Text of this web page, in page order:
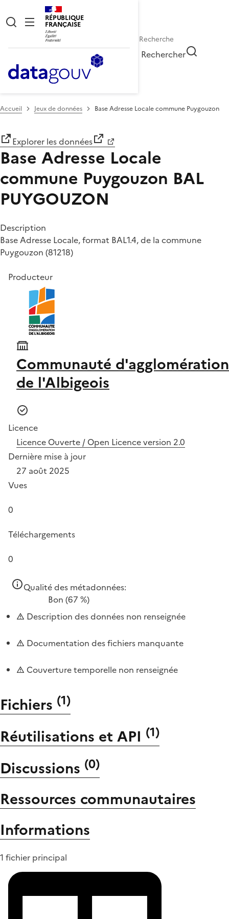
RÉPUBLIQUE
FRANÇAISE
Rechercher
Accueil Jeux de données Base Adresse Locale commune Puygouzon
Explorer les données
Base Adresse Locale
commune Puygouzon BAL
PUYGOUZON
Description
Base Adresse Locale, format BAL1.4, de la commune
Puygouzon (81218)
Producteur
Communauté d'agglomération
de l'Albigeois
Licence
Licence Ouverte / Open Licence version 2.0
Dernière mise à jour
27 août 2025
Vues
0
Téléchargements
0
Qualité des métadonnées:
Bon (67 %)
Description des données non renseignée
Documentation des fichiers manquante
Couverture temporelle non renseignée
Fichiers (1)
Réutilisations et API (1)
Discussions (0)
Ressources communautaires
Informations
1 fichier principal